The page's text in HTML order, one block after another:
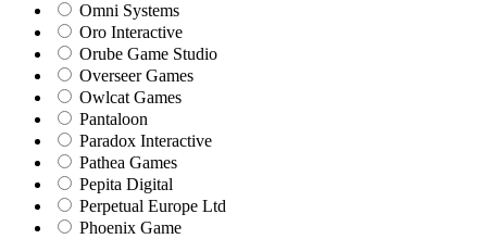
Omni Systems
Oro Interactive
Orube Game Studio
Overseer Games
Owlcat Games
Pantaloon
Paradox Interactive
Pathea Games
Pepita Digital
Perpetual Europe Ltd
Phoenix Game